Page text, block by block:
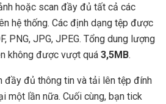
hoặc scan đầy đủ tất cả các
hệ thống. Các định dạng tệp được
PNG, JPG, JPEG. Tổng dung lượng
không được vượt quá 3,5MB.
đầy đủ thông tin và tải lên tệp đính
một lần nữa. Cuối cùng, bạn tick